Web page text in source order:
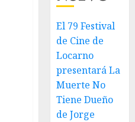
El 79 Festival
de Cine de
Locarno
presentará La
Muerte No
Tiene Dueño
de Jorge